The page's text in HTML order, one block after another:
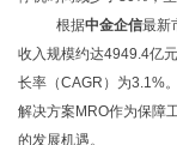
根据中金企信最新
收入规模约达4949.4亿
长率（CAGR）为3.1%
解决方案MRO作为保障
的发展机遇。